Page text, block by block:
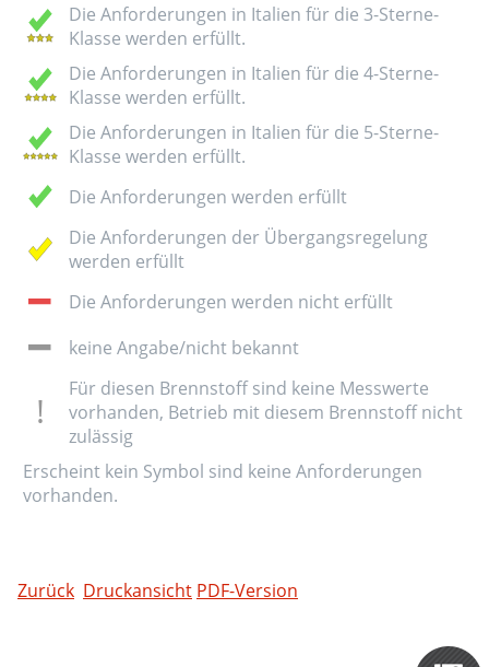
Die Anforderungen in Italien für die 3-Sterne-
Klasse werden erfüllt.
Die Anforderungen in Italien für die 4-Sterne-
Klasse werden erfüllt.
Die Anforderungen in Italien für die 5-Sterne-
Klasse werden erfüllt.
Die Anforderungen werden erfüllt
Die Anforderungen der Übergangsregelung
werden erfüllt
Die Anforderungen werden nicht erfüllt
keine Angabe/nicht bekannt
Für diesen Brennstoff sind keine Messwerte
vorhanden, Betrieb mit diesem Brennstoff nicht
zulässig
Erscheint kein Symbol sind keine Anforderungen
vorhanden.
Zurück Druckansicht PDF-Version